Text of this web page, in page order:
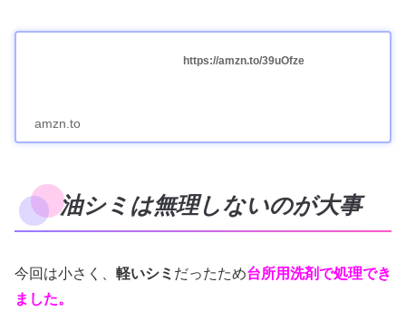
https://amzn.to/39uOfze
amzn.to
油シミは無理しないのが大事
今回は小さく、 軽いシミ だったため台所用洗剤で処理でき
ました。